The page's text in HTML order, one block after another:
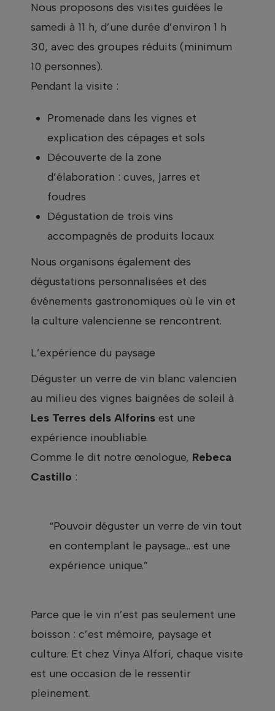
Nous proposons des visites guidées le
samedi à 11 h, d’une durée d’environ 1 h
30, avec des groupes réduits (minimum
10 personnes).
Pendant la visite :
Promenade dans les vignes et
explication des cépages et sols
Découverte de la zone
d’élaboration : cuves, jarres et
foudres
Dégustation de trois vins
accompagnés de produits locaux
Nous organisons également des
dégustations personnalisées et des
événements gastronomiques où le vin et
la culture valencienne se rencontrent.
L’expérience du paysage
Déguster un verre de vin blanc valencien
au milieu des vignes baignées de soleil à
Les Terres dels Alforins est une
expérience inoubliable.
Comme le dit notre œnologue, Rebeca
Castillo :
“Pouvoir déguster un verre de vin tout
en contemplant le paysage… est une
expérience unique.”
Parce que le vin n’est pas seulement une
boisson : c’est mémoire, paysage et
culture. Et chez Vinya Alforí, chaque visite
est une occasion de le ressentir
pleinement.